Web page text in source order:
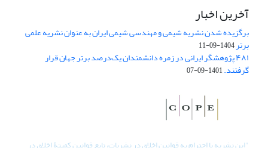
آخرین اخبار
برگزیده شدن نشریه شیمی و مهندسی شیمی ایران به عنوان نشریه علمی
برتر1404-09-11
۴۸۱ پژوهشگر ایرانی در زمره دانشمندان یک‌درصد برتر جهان قرار
گرفتند.1401-09-07
"این نشریه با احترام به قوانین اخلاق در نشریات، تابع قوانین کمیتۀ اخلاق در